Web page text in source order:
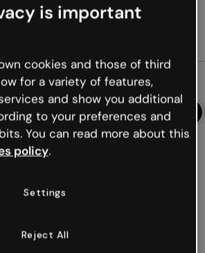
teilen oder veröffentlichen
Formate herunterladen
schüler*innen
is important
cookies and those of third
for a variety of features,
and show you additional
to your preferences and
You can read more about this
policy.
Settings
Reject All